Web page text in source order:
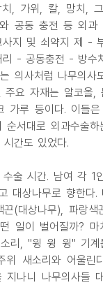
, 가위, 칼, 망치,
공동 충전 등 외과
지 및 쇠약지 제 -
- 공동충전 - 방수
의사처럼 나무의사
주요 자재는 알코올,
가루 등이다. 이들
서대로 외과수술
간도 있었다.
술 시간. 남여 각 1
대상나무로 향한다.
(대상나무), 파랑색
일이 벌어질까? 마
리, "윙 윙 윙" 기
위 새소리와 어울린
지나니 나무의사들